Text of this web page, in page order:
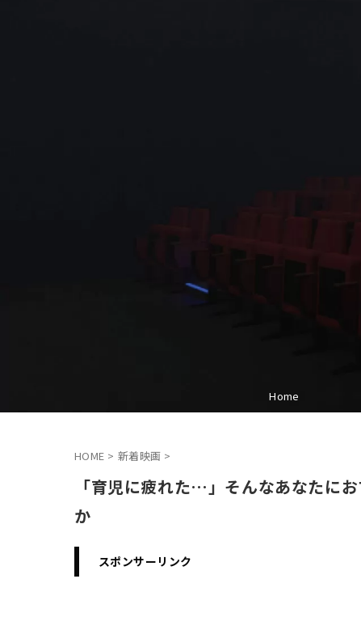
Home
HOME > 新着映画 >
「育児に疲れた…」そんなあなたに
か
スポンサーリンク